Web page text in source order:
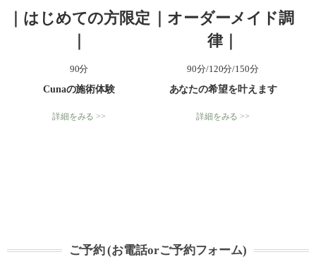
｜はじめての方限定
90分
Cunaの施術体験
詳細をみる >>
｜オーダーメイド調
律｜
90分/120分/150分
あなたの希望を叶えます
詳細をみる >>
ご予約 (お電話orご予約フォーム)